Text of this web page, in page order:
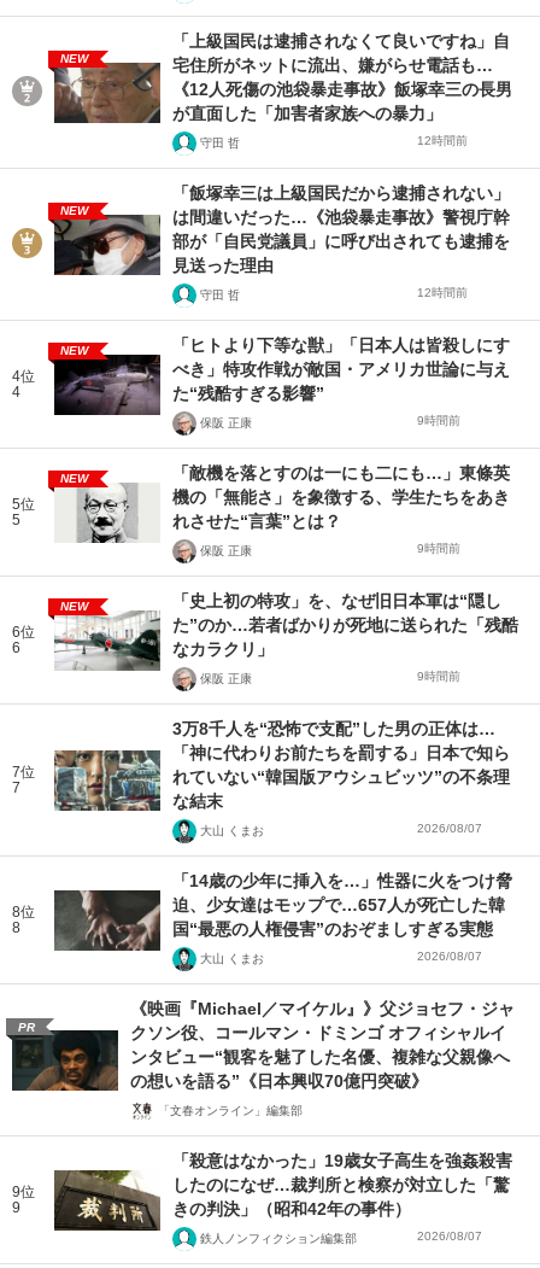
NEW
「上級国民は逮捕されなくて良いですね」自
宅住所がネットに流出、嫌がらせ電話も…
《12人死傷の池袋暴走事故》飯塚幸三の長男
が直面した「加害者家族への暴力」
守田 哲 12時間前
NEW
「飯塚幸三は上級国民だから逮捕されない」
は間違いだった…《池袋暴走事故》警視庁幹
部が「自民党議員」に呼び出されても逮捕を
見送った理由
守田 哲 12時間前
4位
4
NEW
「ヒトより下等な獣」「日本人は皆殺しにす
べき」特攻作戦が敵国・アメリカ世論に与え
た“残酷すぎる影響”
保阪 正康 9時間前
5位
5
NEW
「敵機を落とすのは一にも二にも…」東條英
機の「無能さ」を象徴する、学生たちをあき
れさせた“言葉”とは？
保阪 正康 9時間前
6位
6
NEW
「史上初の特攻」を、なぜ旧日本軍は“隠し
た”のか…若者ばかりが死地に送られた「残酷
なカラクリ」
保阪 正康 9時間前
7位
7
3万8千人を“恐怖で支配”した男の正体は…
「神に代わりお前たちを罰する」日本で知ら
れていない“韓国版アウシュビッツ”の不条理
な結末
大山 くまお 2026/08/07
8位
8
「14歳の少年に挿入を…」性器に火をつけ脅
迫、少女達はモップで…657人が死亡した韓
国“最悪の人権侵害”のおぞましすぎる実態
大山 くまお 2026/08/07
PR
《映画『Michael／マイケル』》父ジョセフ・ジャ
クソン役、コールマン・ドミンゴ オフィシャルイ
ンタビュー“観客を魅了した名優、複雑な父親像へ
の想いを語る”《日本興収70億円突破》
「文春オンライン」編集部
9位
9
「殺意はなかった」19歳女子高生を強姦殺害
したのになぜ…裁判所と検察が対立した「驚
きの判決」（昭和42年の事件）
鉄人ノンフィクション編集部 2026/08/07